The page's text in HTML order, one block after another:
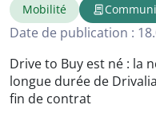
Mobilité
Date de publication :
Drive to Buy est né : la
longue durée de
fin de contrat